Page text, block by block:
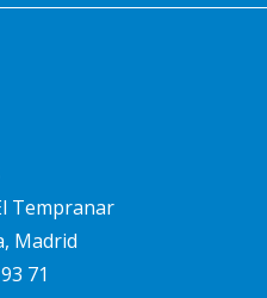
Tempranar
Madrid
71